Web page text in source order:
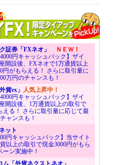
証券「FXネオ」
ＮＥＷ！
4000円キャッシュバック】ザイ
開設後、FXネオで1万通貨以上
円がもらえる！ さらに取引量に
万円のチャンスも！
貨ex」 人気上昇中！
4000円キャッシュバック】ザイ
開設後、1万通貨以上の取引で
える！ さらに取引量に応じて最
ャンスも！
ット
円キャッシュバック】当サイト
以上の取引で現金3000円がもら
ーン実施中！
ム「外貨ネクストネオ」